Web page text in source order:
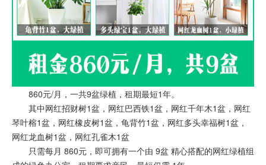
860元/月，一共9盆绿植，租期最短1年。
其中网红招财树1盆，网红巴西铁1盆，网红千年木1盆，网红
琴叶榕1盆，网红橡皮树1盆，龟背竹1盆，网红多头幸福树1盆，
网红龙血树1盆，网红孔雀木1盆
只需每月 860元，即可拥有一个由 9盆 精心搭配的网红绿植组